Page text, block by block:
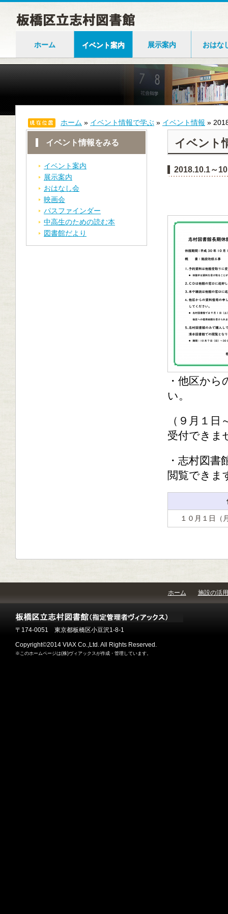
ホーム イベント案内 展示案内 おはな
ホーム » イベント情報で学ぶ » イベント情報 »
イベント情報をみる
イベント案内
展示案内
おはなし会
映画会
パスファインダー
中高生のための読む本
図書館だより
イベント
2018.10.1～
・他区か
い。
（９月１
受付できま
・志村図
閲覧できま
１０月１日（
ホーム 施設の活用
〒174-0051 東京都板橋区小豆沢1-8-1
Copyright©2014 VIAX Co.,Ltd. All Rights Reserved.
※このホームページは(株)ヴィアックスが作成・管理しています。